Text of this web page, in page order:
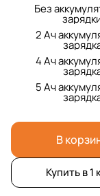
Без
2 Ач
4 Ач
5 Ач
В
Купить в 1